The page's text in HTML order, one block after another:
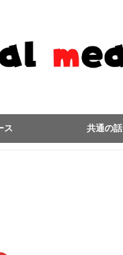
ス 共通の話